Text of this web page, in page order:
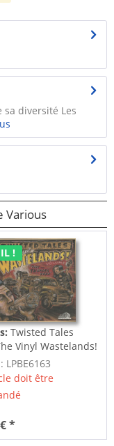
diversité Les
Various
!
Twisted Tales
Vinyl Wastelands!
LPBE6163
doit être
*